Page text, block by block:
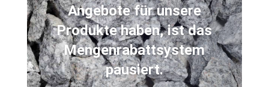
Angebote für unsere
Produkte haben, ist das
Mengenrabattsystem
pausiert.